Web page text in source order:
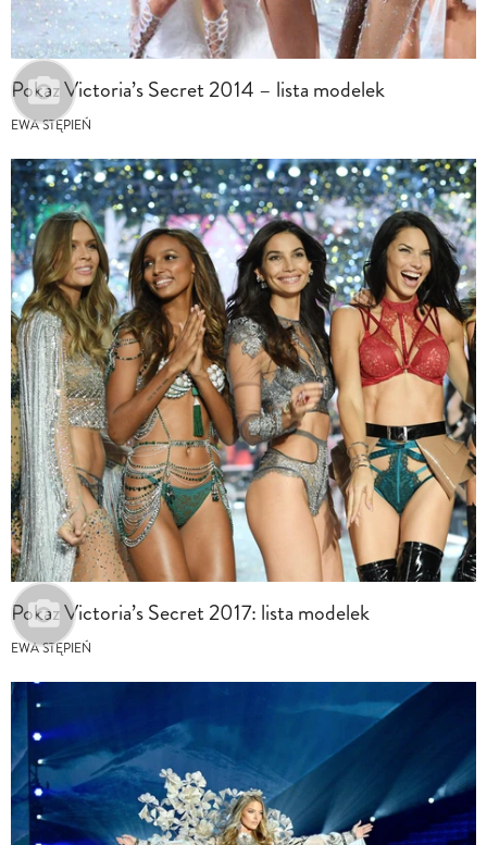
Pokaz Victoria’s Secret 2014 – lista modelek
EWA STĘPIEŃ
Pokaz Victoria’s Secret 2017: lista modelek
EWA STĘPIEŃ